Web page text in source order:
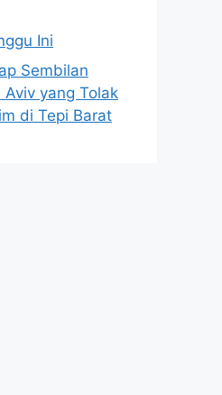
Ini
Sembilan
yang Tolak
di Tepi Barat